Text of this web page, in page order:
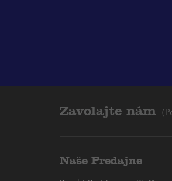
Zavolajte nám
Naše Predajne